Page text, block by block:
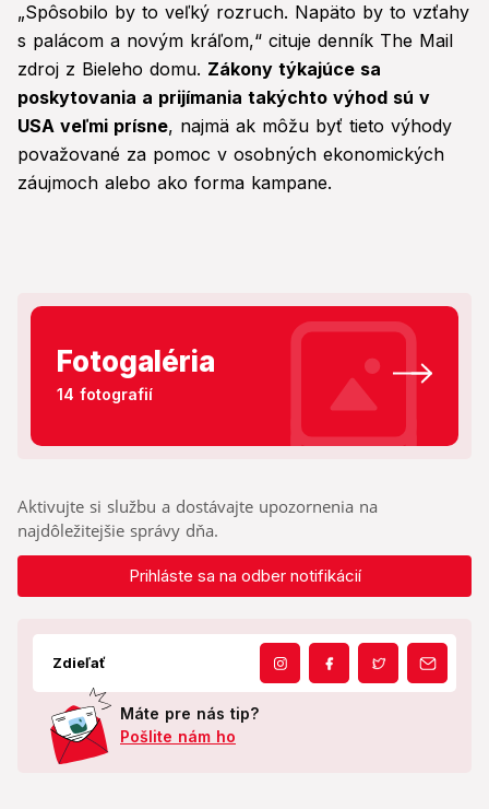
„Spôsobilo by to veľký rozruch. Napäto by to vzťahy
s palácom a novým kráľom,“ cituje denník The Mail
zdroj z Bieleho domu. Zákony týkajúce sa
poskytovania a prijímania takýchto výhod sú v
USA veľmi prísne, najmä ak môžu byť tieto výhody
považované za pomoc v osobných ekonomických
záujmoch alebo ako forma kampane.
Fotogaléria
14 fotografií
Aktivujte si službu a dostávajte upozornenia na
najdôležitejšie správy dňa.
Prihláste sa na odber notifikácií
Zdieľať
Máte pre nás tip?
Pošlite nám ho